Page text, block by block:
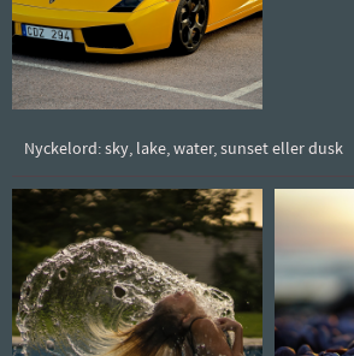
Nyckelord: sky, lake, water, sunset eller dusk